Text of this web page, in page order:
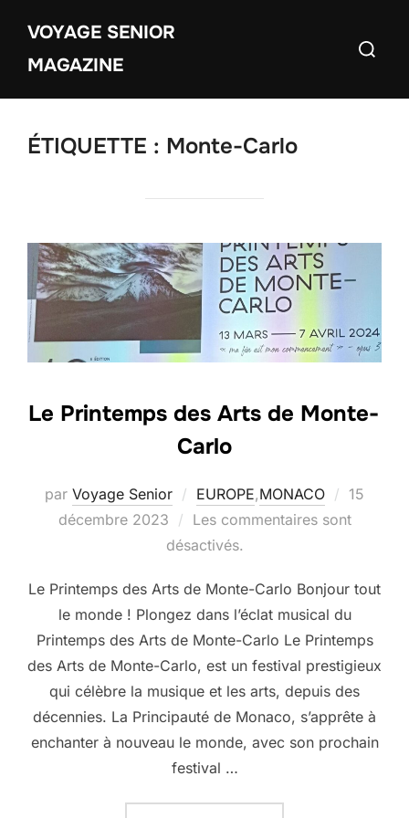
contenu
VOYAGE SENIOR
MAGAZINE
ÉTIQUETTE : Monte-Carlo
Le Printemps des Arts de Monte-
Carlo
par Voyage Senior EUROPE,MONACO
Publié
le
15
décembre 2023
Les commentaires sont
désactivés.
Le Printemps des Arts de Monte-Carlo Bonjour tout
le monde ! Plongez dans l’éclat musical du
Printemps des Arts de Monte-Carlo Le Printemps
des Arts de Monte-Carlo, est un festival prestigieux
qui célèbre la musique et les arts, depuis des
décennies. La Principauté de Monaco, s’apprête à
enchanter à nouveau le monde, avec son prochain
festival …